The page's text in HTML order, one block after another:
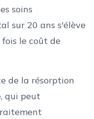
soins
sur 20 ans s'élève
fois le coût de
de la résorption
qui peut